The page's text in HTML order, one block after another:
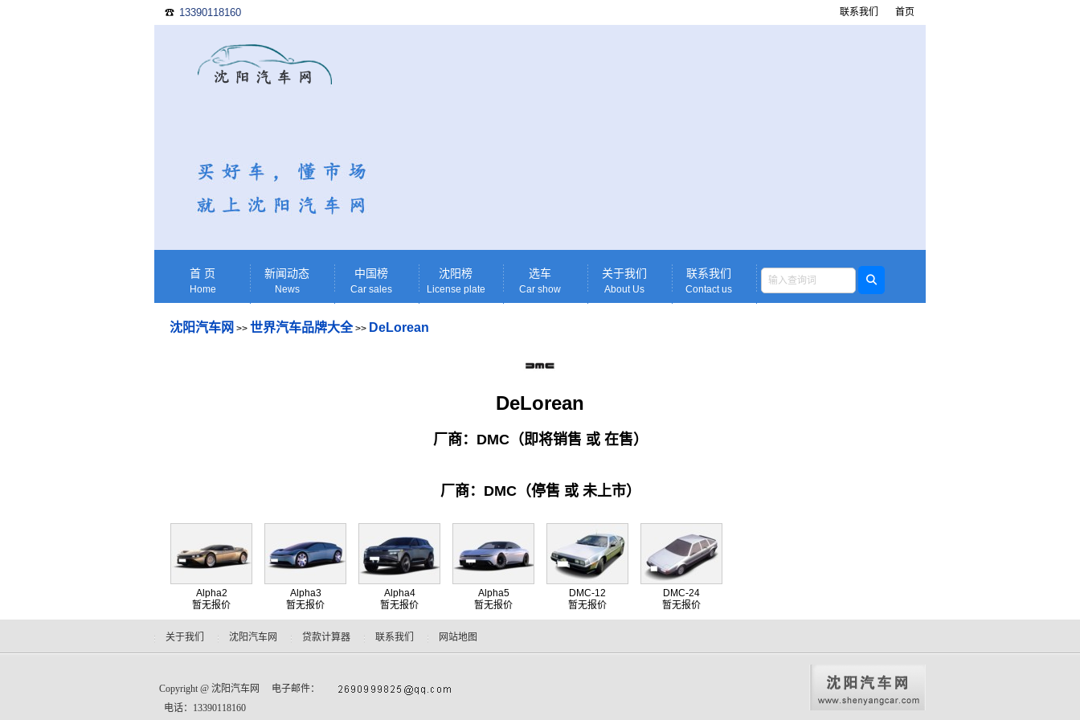
☎ 13390118160 首页
联系我们
首 页
Home
新闻动态
News
中国榜
Car sales
沈阳榜
License plate
选车
Car show
关于我们
About Us
联系我们
Contact us
沈阳汽车网 >>世界汽车品牌大全>> DeLorean
DeLorean
厂商：DMC（即将销售 或 在售）
厂商：DMC（停售 或 未上市）
Alpha2
暂无报价
Alpha3
暂无报价
Alpha4
暂无报价
Alpha5
暂无报价
DMC-12
暂无报价
DMC-24
暂无报价
Copyright @ 沈阳汽车网
电子邮件：
电话：13390118160
关于我们 沈阳汽车网 贷款计算器 联系我们 网站地图